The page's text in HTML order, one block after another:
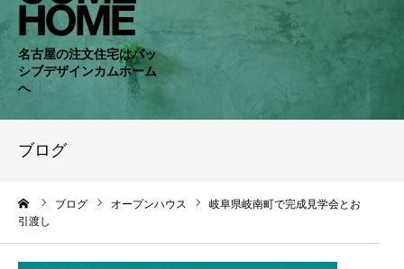
名古屋の注文住宅はパッ
シブデザインカムホーム
へ
ブログ
ブログ オープンハウス
岐阜県岐南町で完成見学会とお
引渡し
COMPANY
CONCEPT